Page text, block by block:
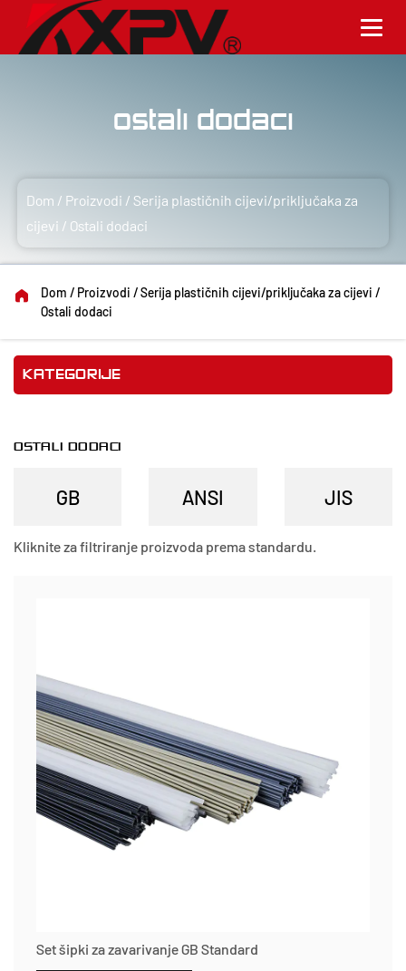
Ostali dodaci
Dom / Proizvodi /Serija plastičnih cijevi/priključaka za
cijevi / Ostali dodaci
Dom / Proizvodi /Serija plastičnih cijevi/priključaka za cijevi /
Ostali dodaci
KATEGORIJE
OSTALI DODACI
Kliknite za filtriranje proizvoda prema standardu.
Set šipki za zavarivanje GB Standard